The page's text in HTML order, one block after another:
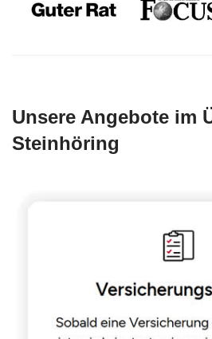
Unsere Angebote im
Steinhöring